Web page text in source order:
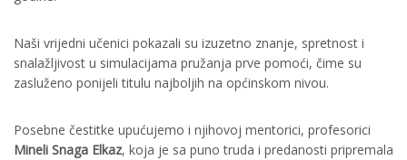
Naši vrijedni učenici pokazali su izuzetno znanje, spretnost i
snalažljivost u simulacijama pružanja prve pomoći, čime su
zasluženo ponijeli titulu najboljih na općinskom nivou.
Posebne čestitke upućujemo i njihovoj mentorici, profesorici
Mineli Snaga Elkaz, koja je sa puno truda i predanosti pripremala